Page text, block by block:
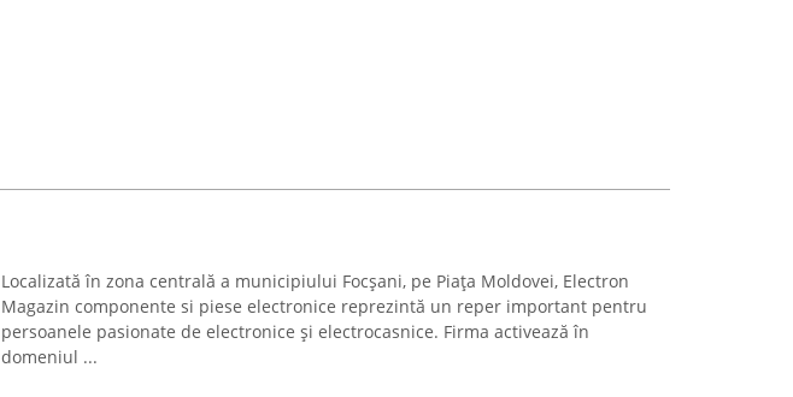
Localizată în zona centrală a municipiului Focșani, pe Piața Moldovei, Electron
Magazin componente si piese electronice reprezintă un reper important pentru
persoanele pasionate de electronice și electrocasnice. Firma activează în
domeniul ...